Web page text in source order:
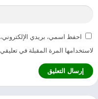
احفظ اسمي، بريدي
لاستخدامها المرة المقبلة في